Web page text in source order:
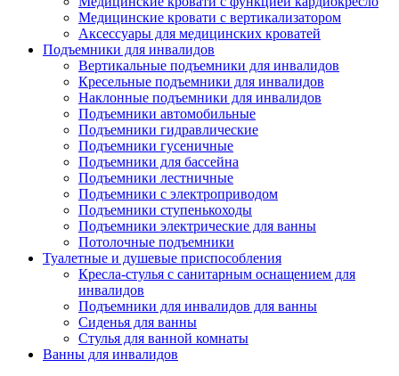
Медицинские кровати с вертикализатором
Аксессуары для медицинских кроватей
Подъемники для инвалидов
Вертикальные подъемники для инвалидов
Кресельные подъемники для инвалидов
Наклонные подъемники для инвалидов
Подъемники автомобильные
Подъемники гидравлические
Подъемники гусеничные
Подъемники для бассейна
Подъемники лестничные
Подъемники с электроприводом
Подъемники ступенькоходы
Подъемники электрические для ванны
Потолочные подъемники
Туалетные и душевые приспособления
Кресла-стулья с санитарным оснащением для
инвалидов
Подъемники для инвалидов для ванны
Сиденья для ванны
Стулья для ванной комнаты
Ванны для инвалидов